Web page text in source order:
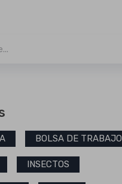
BOLSA DE TRABAJO
INSECTOS